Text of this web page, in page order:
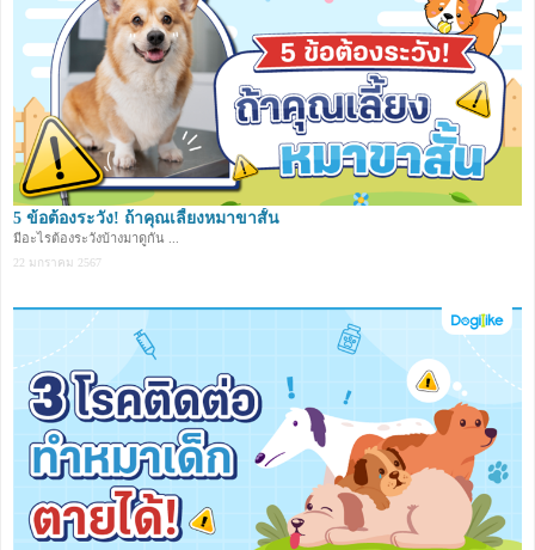
5 ข้อต้องระวัง! ถ้าคุณเลี้ยงหมาขาสั้น
มีอะไรต้องระวังบ้างมาดูกัน ...
22 มกราคม 2567